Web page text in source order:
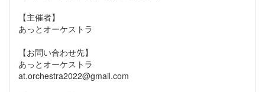
【主催者】
あっとオーケストラ
【お問い合わせ先】
あっとオーケストラ
at.orchestra2022@gmail.com